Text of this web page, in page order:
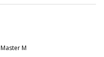
Master M